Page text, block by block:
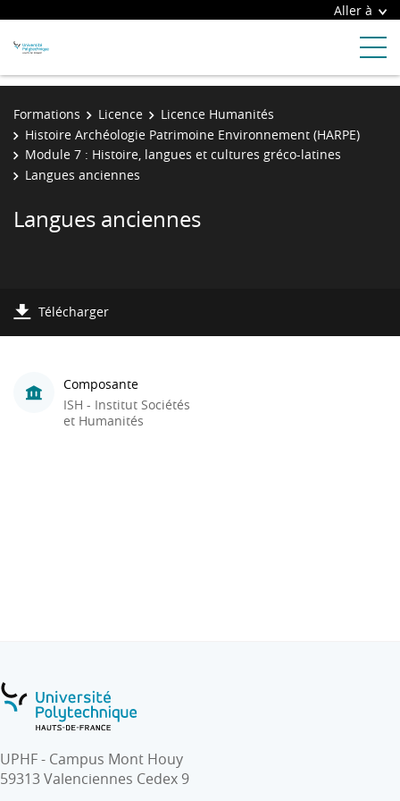
Aller à
Formations Licence
Licence Humanités
Histoire Archéologie Patrimoine Environnement (HARPE)
Module 7 : Histoire, langues et cultures gréco-latines
Langues anciennes
Langues anciennes
Télécharger
Composante
ISH - Institut Sociétés
et Humanités
UPHF - Campus Mont Houy
59313 Valenciennes Cedex 9